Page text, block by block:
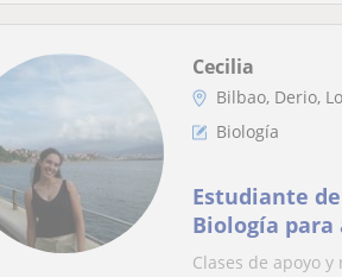
Cecilia
Bilbao, Derio,
Biología
Estudiante
Biología para
Clases de apoyo